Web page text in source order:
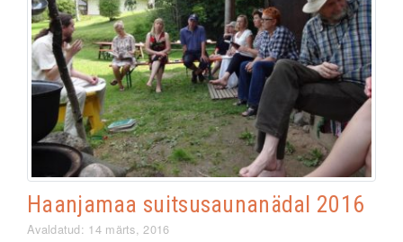
Haanjamaa suitsusaunanädal 2016
Avaldatud: 14 märts, 2016